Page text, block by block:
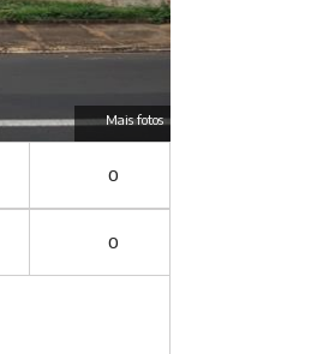
Mais fotos
0
0